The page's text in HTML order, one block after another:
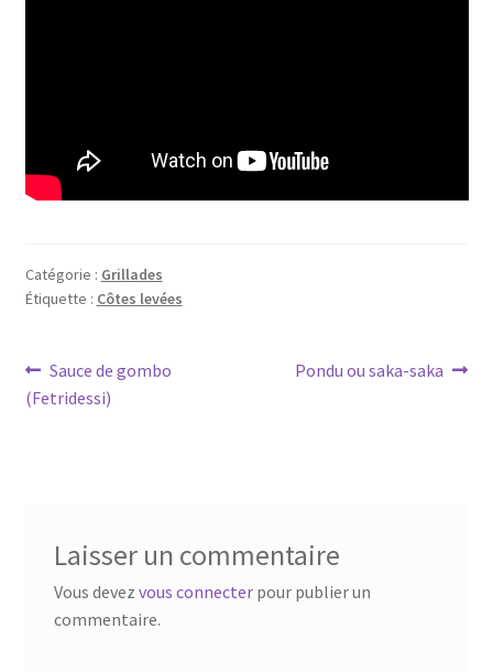
Catégorie : Grillades
Étiquette : Côtes levées
Navigation
de
Article
précédent :
Sauce de gombo
(Fetridessi)
Article
Pondu ou saka-saka
Laisser un commentaire
Vous devez vous connecterpour publier un
commentaire.